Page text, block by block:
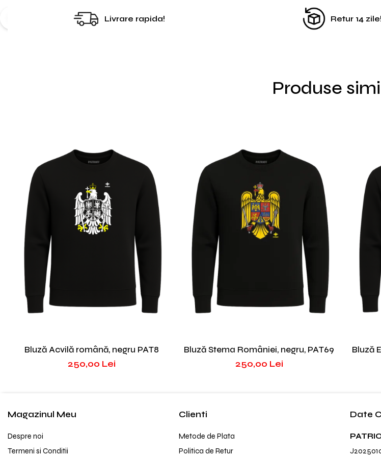
Livrare rapida! Retur 14 zile!
Produse
Bluză Acvilă română, negru PAT8
250,00 Lei
Bluză Stema României, negru, PAT69
250,00 Lei
Bluză
Magazinul Meu
Despre noi
Termeni si Conditii
Clienti
Metode de Plata
Politica de Retur
Date